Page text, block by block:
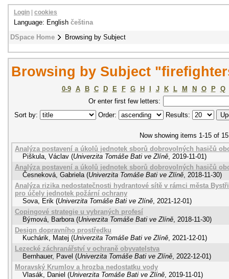
DSpace Home Browsing by Subject
Login cookies
Language: English čeština
Browsing by Subject
0-9 A B C D E F G H J K L M N O P
Q
Or enter first few letters:
Sort by:
Order: Results:
Now showing items 1-15 of 15
Analýza postavení a úkolů jednotek sborů dobrovolných hasičů
Piškula, Václav (Univerzita Tomáše Bati ve Zlíně, 2019-11-01)
Analýza postavení a úkolů jednotek sborů dobrovolných hasičů
Česneková, Gabriela (Univerzita Tomáše Bati ve Zlíně, 2018-11-30)
Analýza rizika nedostatečnosti hydrantové sítě v rámci města
pro účely jednotek požární ochrany
Sova, Erik (Univerzita Tomáše Bati ve Zlíně, 2021-12-01)
Copingové strategie u vybraných profesí
Býmová, Barbora (Univerzita Tomáše Bati ve Zlíně, 2018-11-30)
Design dopravního prostředku
Kuchárik, Matej (Univerzita Tomáše Bati ve Zlíně, 2021-12-01)
Lezecké záchranářství v ochraně obyvatelstva
Bernhauer, Pavel (Univerzita Tomáše Bati ve Zlíně, 2022-12-01)
Moravský Krumlov a hrozba nedostatku vody
Vlasák, Daniel (Univerzita Tomáše Bati ve Zlíně, 2019-11-01)